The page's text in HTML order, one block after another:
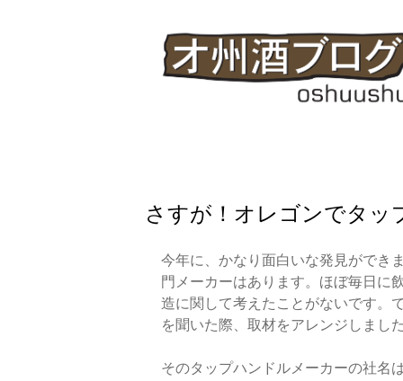
さすが！オレゴンでタッ
今年に、かなり面白いな発見ができ
門メーカーはあります。ほぼ毎日に
造に関して考えたことがないです。
を聞いた際、取材をアレンジしました
そのタップハンドルメーカーの社名